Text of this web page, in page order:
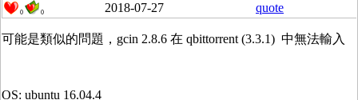
0 0 2018-07-27 quote
可能是類似的問題，gcin 2.8.6 在 qbittorrent (3.3.1) 中無法輸入
OS: ubuntu 16.04.4